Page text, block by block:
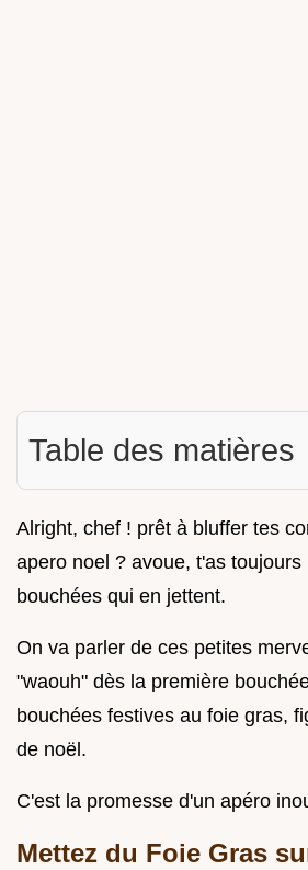
Table des matières
Alright, chef ! prêt à bluffer tes
apero noel ? avoue, t'as
bouchées qui en jettent.
On va parler de ces petites
"waouh" dès la première
bouchées festives au foie gras,
de noël.
C'est la promesse d'un apéro
Mettez du Foie Gras